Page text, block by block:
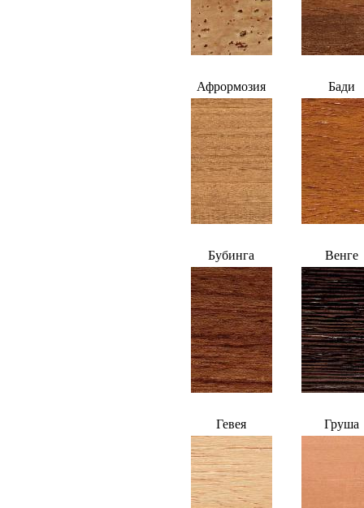
Афрормозия Бади
Бубинга Венге
Гевея Груша